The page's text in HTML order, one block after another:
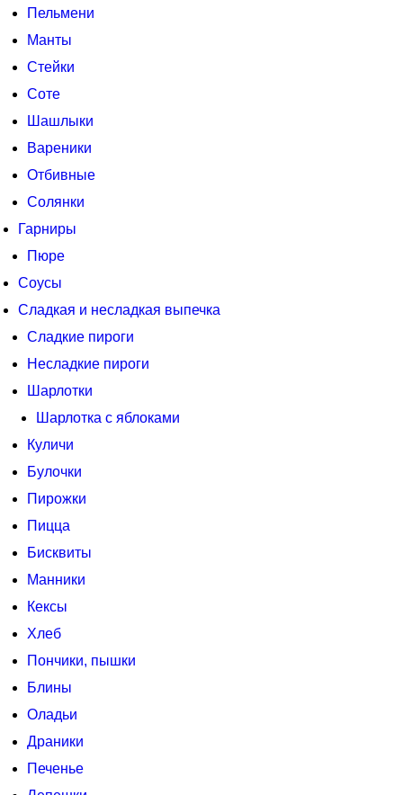
Пельмени
Манты
Стейки
Соте
Шашлыки
Вареники
Отбивные
Солянки
Гарниры
Пюре
Соусы
Сладкая и несладкая выпечка
Сладкие пироги
Несладкие пироги
Шарлотки
Шарлотка с яблоками
Куличи
Булочки
Пирожки
Пицца
Бисквиты
Манники
Кексы
Хлеб
Пончики, пышки
Блины
Оладьи
Драники
Печенье